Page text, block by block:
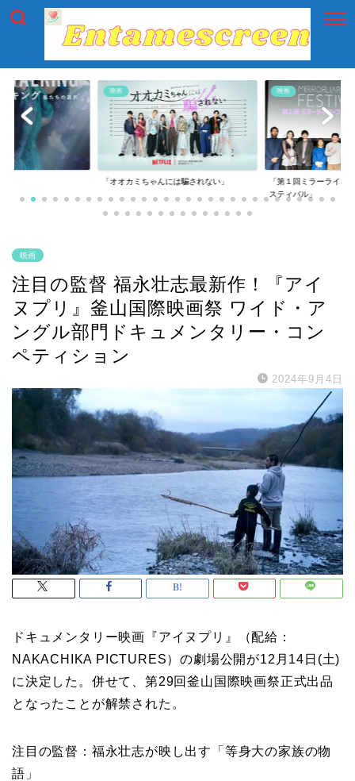
映画
「オオカミちゃんには騙されない」
映画
「第１回ミラーライアーフィルムズ・フェ
映画
注目の監督 福永壮志最新作！『アイ
ヌプリ』釜山国際映画祭 ワイド・ア
ングル部門ドキュメンタリー・コン
ペティション
2024年9月4日
ドキュメンタリー映画『アイヌプリ』（配給：
NAKACHIKA PICTURES）の劇場公開が12月14日(土)
に決定した。併せて、第29回釜山国際映画祭正式出品
となったことが解禁された。
注目の監督：福永壮志が映し出す「等身大の家族の物
語」